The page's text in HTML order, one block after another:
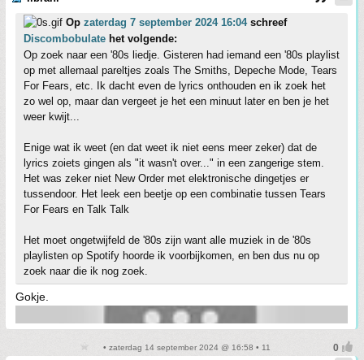
Op zaterdag 7 september 2024 16:04schreef
Discombobulate het volgende:
Op zoek naar een '80s liedje. Gisteren had iemand een '80s playlist
op met allemaal pareltjes zoals The Smiths, Depeche Mode, Tears
For Fears, etc. Ik dacht even de lyrics onthouden en ik zoek het
zo wel op, maar dan vergeet je het een minuut later en ben je het
weer kwijt...
Enige wat ik weet (en dat weet ik niet eens meer zeker) dat de
lyrics zoiets gingen als "it wasn't over..." in een zangerige stem.
Het was zeker niet New Order met elektronische dingetjes er
tussendoor. Het leek een beetje op een combinatie tussen Tears
For Fears en Talk Talk
Het moet ongetwijfeld de '80s zijn want alle muziek in de '80s
playlisten op Spotify hoorde ik voorbijkomen, en ben dus nu op
zoek naar die ik nog zoek.
Gokje.
• zaterdag 14 september 2024 @ 16:58 • 11